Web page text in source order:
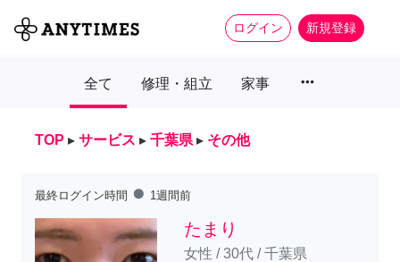
ログイン 新規登録
全て 修理・組立 家事 more_horiz
TOP ▸ サービス ▸ 千葉県 ▸ その他
最終ログイン時間 fiber_manual_record 1週間前
たまり
女性 /30代/千葉県